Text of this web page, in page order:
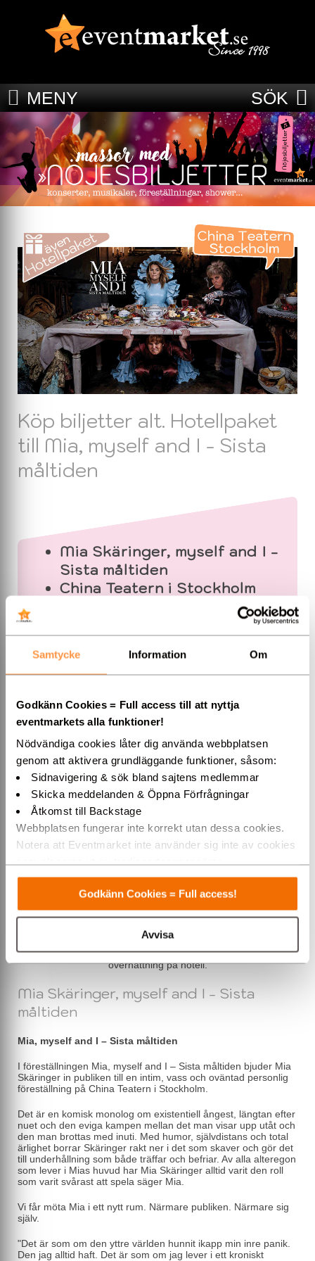
Samtycke Information Om
Godkänn Cookies = Full access till att nyttja
eventmarkets alla funktioner!
Nödvändiga cookies låter dig använda webbplatsen
genom att aktivera grundläggande funktioner, såsom:
Sidnavigering & sök bland sajtens medlemmar
Skicka meddelanden & Öppna Förfrågningar
Åtkomst till Backstage
Webbplatsen fungerar inte korrekt utan dessa cookies.
Notera att Eventmarket inte använder sig inte av cookies
som placeras ut av tredjepartsannonsörer.
Varmt välkommen till Eventmarket!
Godkänn Cookies = Full access!
Avvisa
MENY SÖK
Köp biljetter alt. Hotellpaket
till Mia, myself and I - Sista
måltiden
Mia Skäringer, myself and I -
Sista måltiden
China Teatern i Stockholm
Köp biljetter med
Hotellpaket HÄR!
Köp biljetter hos Showtic alt. Hotellpaket hos Nöjesresor
till Mia Skäringer, myself and I - Sista måltiden på China
Teatern i Stockholm, 17 september till 12 december 2026.
Köp dina biljetter direkt viaShowtic.se
För biljettfrågor ring Showtic på telefon 0771-13 43 00
Vill du så kan du även köpa till hotellpaket via
Paketet inkluderar både biljetter till evenemanget samt
övernattning på hotell.
Mia Skäringer, myself and I - Sista
måltiden
Mia, myself and I – Sista måltiden
I föreställningen Mia, myself and I – Sista måltiden bjuder Mia
Skäringer in publiken till en intim, vass och oväntad personlig
föreställning på China Teatern i Stockholm.
Det är en komisk monolog om existentiell ångest, längtan efter
nuet och den eviga kampen mellan det man visar upp utåt och
den man brottas med inuti. Med humor, självdistans och total
ärlighet borrar Skäringer rakt ner i det som skaver och gör det
till underhållning som både träffar och befriar. Av alla alteregon
som lever i Mias huvud har Mia Skäringer alltid varit den roll
som varit svårast att spela säger Mia.
Vi får möta Mia i ett nytt rum. Närmare publiken. Närmare sig
själv.
"Det är som om den yttre världen hunnit ikapp min inre panik.
Den jag alltid haft. Det är som om jag lever i ett kroniskt